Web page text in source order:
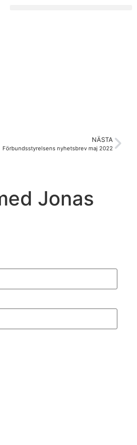
NÄSTA
Förbundsstyrelsens nyhetsbrev maj 2022
Jonas